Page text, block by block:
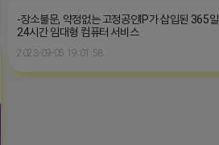
-장소불문, 약정없는 고정공인IP가 삽입된 365일
24시간 임대형 컴퓨터 서비스
2023-09-05 19:01:58